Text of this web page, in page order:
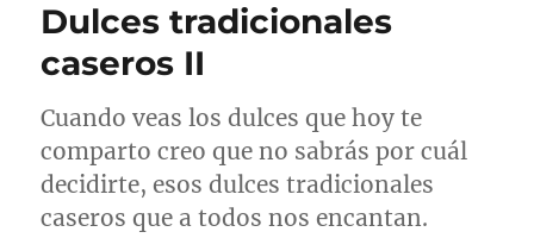
de
Dulces tradicionales
caseros II
Cuando veas los dulces que hoy te
comparto creo que no sabrás por cuál
decidirte, esos dulces tradicionales
caseros que a todos nos encantan.